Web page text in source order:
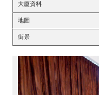
大廈資料
地圖
街景